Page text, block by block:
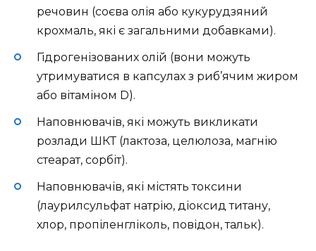
речовин (соєва олія або кукурудзяний
крохмаль, які є загальними добавками).
Гідрогенізованих олій (вони можуть
утримуватися в капсулах з риб’ячим жиром
або вітаміном D).
Наповнювачів, які можуть викликати
розлади ШКТ (лактоза, целюлоза, магнію
стеарат, сорбіт).
Наповнювачів, які містять токсини
(лаурилсульфат натрію, діоксид титану,
хлор, пропіленгліколь, повідон, тальк).